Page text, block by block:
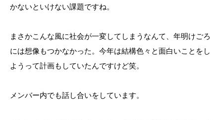
かないといけない課題ですね。
まさかこんな風に社会が一変してしまうなんて、年明けごろ
には想像もつかなかった。今年は結構色々と面白いことをし
ようって計画もしていたんですけど笑。
メンバー内でも話し合いをしています。